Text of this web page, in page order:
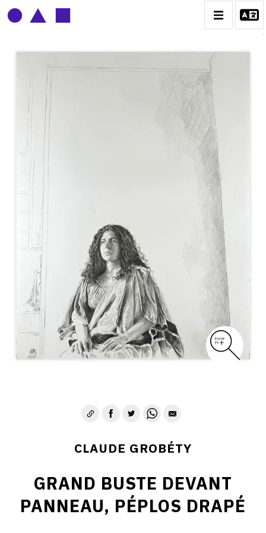
CLAUDE GROBÉTY
CATALOGUE DES OEUVRES
CLAUDE GROBÉTY
GRAND BUSTE DEVANT
PANNEAU, PÉPLOS DRAPÉ